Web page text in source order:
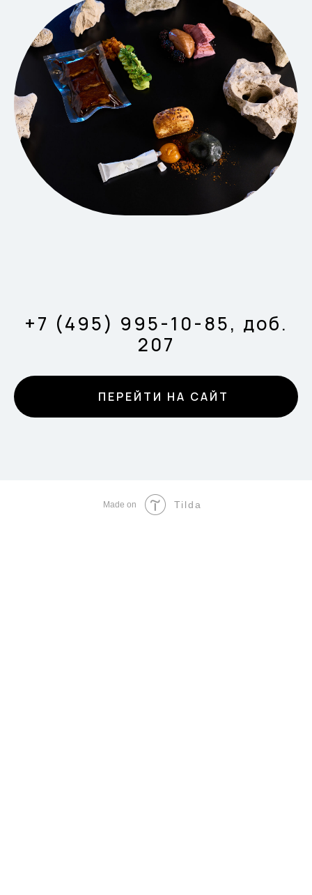
+7 (495) 995-10-85, доб.
207
ПЕРЕЙТИ НА САЙТ
Made on Tilda